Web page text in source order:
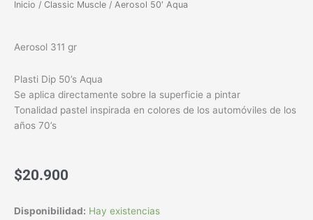
Inicio / Classic Muscle / Aerosol 50′ Aqua
Aerosol 311 gr
Plasti Dip 50’s Aqua
Se aplica directamente sobre la superficie a pintar
Tonalidad pastel inspirada en colores de los automóviles de los
años 70’s
$20.900
Disponibilidad: Hay existencias
Aerosol